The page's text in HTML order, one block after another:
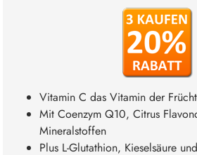
Vitamin C das Vitamin der
Mit Coenzym Q10, Citrus
Mineralstoffen
Plus L-Glutathion, Kieselsäure